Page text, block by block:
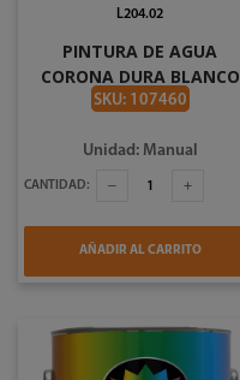
PINTURA DE AGUA
CORONA DURA BLANCO
HUESO EN GALON #2701
SKU: 107460
L204.02
Unidad: Manual
CANTIDAD:
AÑADIR AL CARRITO